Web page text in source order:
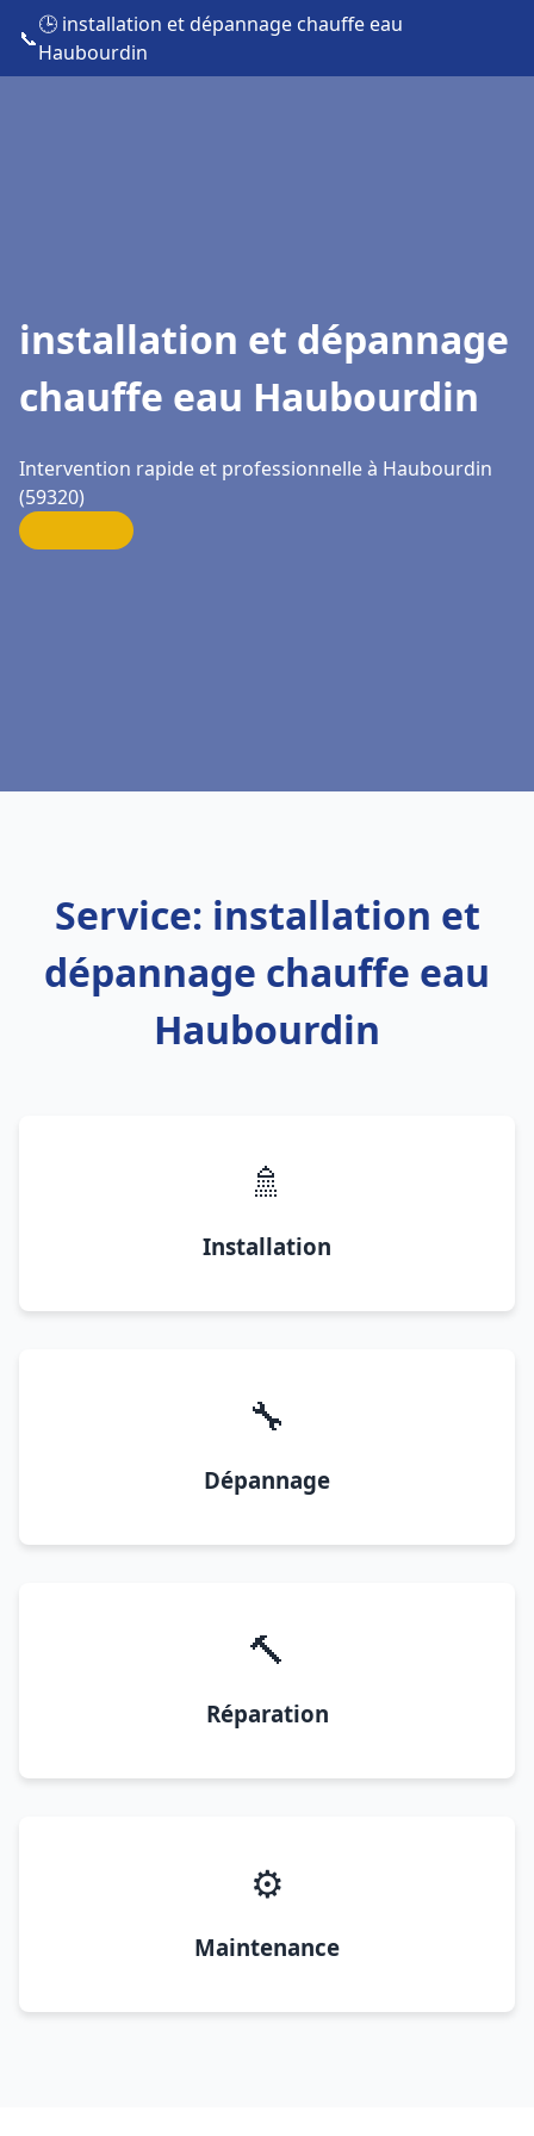
📞
🕒 installation et dépannage chauffe eau
Haubourdin
installation et dépannage
chauffe eau Haubourdin
Intervention rapide et professionnelle à Haubourdin
(59320)
Service: installation et
dépannage chauffe eau
Haubourdin
🚿
Installation
🔧
Dépannage
🔨
Réparation
⚙️
Maintenance